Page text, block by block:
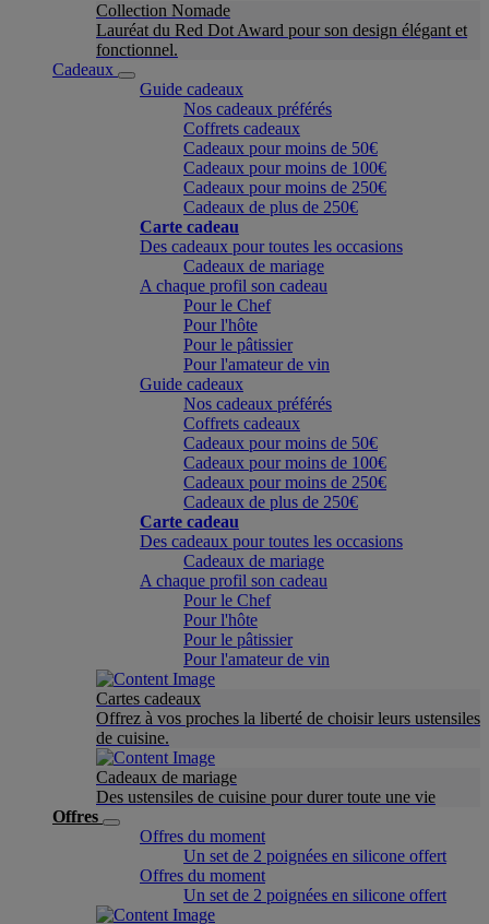
Collection Nomade
Lauréat du Red Dot Award pour son design élégant et
fonctionnel.
Cadeaux
Guide cadeaux
Nos cadeaux préférés
Coffrets cadeaux
Cadeaux pour moins de 50€
Cadeaux pour moins de 100€
Cadeaux pour moins de 250€
Cadeaux de plus de 250€
Carte cadeau
Des cadeaux pour toutes les occasions
Cadeaux de mariage
A chaque profil son cadeau
Pour le Chef
Pour l'hôte
Pour le pâtissier
Pour l'amateur de vin
Guide cadeaux
Nos cadeaux préférés
Coffrets cadeaux
Cadeaux pour moins de 50€
Cadeaux pour moins de 100€
Cadeaux pour moins de 250€
Cadeaux de plus de 250€
Carte cadeau
Des cadeaux pour toutes les occasions
Cadeaux de mariage
A chaque profil son cadeau
Pour le Chef
Pour l'hôte
Pour le pâtissier
Pour l'amateur de vin
Cartes cadeaux
Offrez à vos proches la liberté de choisir leurs ustensiles
de cuisine.
Cadeaux de mariage
Des ustensiles de cuisine pour durer toute une vie
Offres
Offres du moment
Un set de 2 poignées en silicone offert
Offres du moment
Un set de 2 poignées en silicone offert